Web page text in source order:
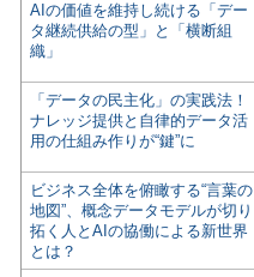
AIの価値を維持し続ける「デー
タ継続供給の型」と「横断組
織」
「データの民主化」の実践法！
ナレッジ提供と自律的データ活
用の仕組み作りが“鍵”に
ビジネス全体を俯瞰する“言葉の
地図”、概念データモデルが切り
拓く人とAIの協働による新世界
とは？